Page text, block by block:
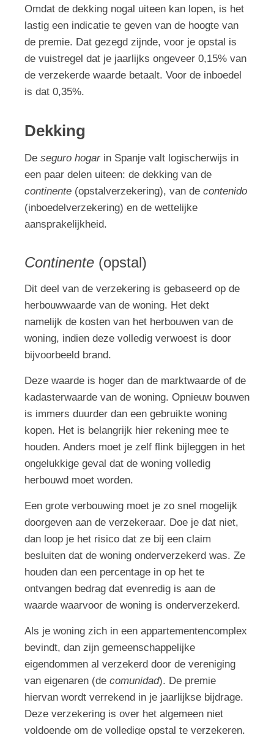
Omdat de dekking nogal uiteen kan lopen, is het
lastig een indicatie te geven van de hoogte van
de premie. Dat gezegd zijnde, voor je opstal is
de vuistregel dat je jaarlijks ongeveer 0,15% van
de verzekerde waarde betaalt. Voor de inboedel
is dat 0,35%.
Dekking
De seguro hogar in Spanje valt logischerwijs in
een paar delen uiteen: de dekking van de
continente (opstalverzekering), van de contenido
(inboedelverzekering) en de wettelijke
aansprakelijkheid.
Continente (opstal)
Dit deel van de verzekering is gebaseerd op de
herbouwwaarde van de woning. Het dekt
namelijk de kosten van het herbouwen van de
woning, indien deze volledig verwoest is door
bijvoorbeeld brand.
Deze waarde is hoger dan de marktwaarde of de
kadasterwaarde van de woning. Opnieuw bouwen
is immers duurder dan een gebruikte woning
kopen. Het is belangrijk hier rekening mee te
houden. Anders moet je zelf flink bijleggen in het
ongelukkige geval dat de woning volledig
herbouwd moet worden.
Een grote verbouwing moet je zo snel mogelijk
doorgeven aan de verzekeraar. Doe je dat niet,
dan loop je het risico dat ze bij een claim
besluiten dat de woning onderverzekerd was. Ze
houden dan een percentage in op het te
ontvangen bedrag dat evenredig is aan de
waarde waarvoor de woning is onderverzekerd.
Als je woning zich in een appartementencomplex
bevindt, dan zijn gemeenschappelijke
eigendommen al verzekerd door de vereniging
van eigenaren (de comunidad). De premie
hiervan wordt verrekend in je jaarlijkse bijdrage.
Deze verzekering is over het algemeen niet
voldoende om de volledige opstal te verzekeren.